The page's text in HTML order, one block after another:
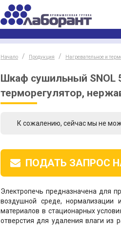
Начало Продукция Нагревательное и
Шкаф сушильный SNOL
терморегулятор,
К сожалению, сейчас мы не
ПОДАТЬ ЗАПРОС
Электропечь предназначена для
воздушной среде, нормализации
материалов в стационарных
отверстия для удаления влаги из